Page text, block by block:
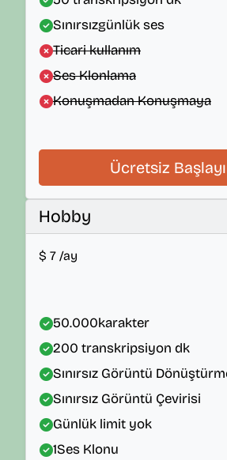
Sınırsızgünlük ses
Ticari kullanım
Ses Klonlama
Konuşmadan Konuşmaya
Ücretsiz
Hobby
$ 7 /ay
50.000karakter
200 transkripsiyon dk
Sınırsız Görüntü
Sınırsız Görüntü Çevirisi
Günlük limit yok
1Ses Klonu